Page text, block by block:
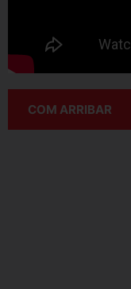
COM ARRIBAR